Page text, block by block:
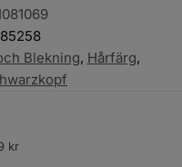
Blekning, Hårfärg,
kr